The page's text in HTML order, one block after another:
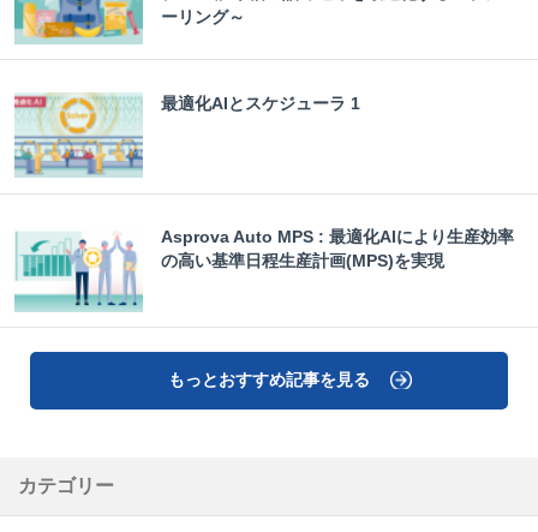
ーリング～
最適化AIとスケジューラ 1
Asprova Auto MPS : 最適化AIにより生産効率
の高い基準日程生産計画(MPS)を実現
もっとおすすめ記事を見る
カテゴリー